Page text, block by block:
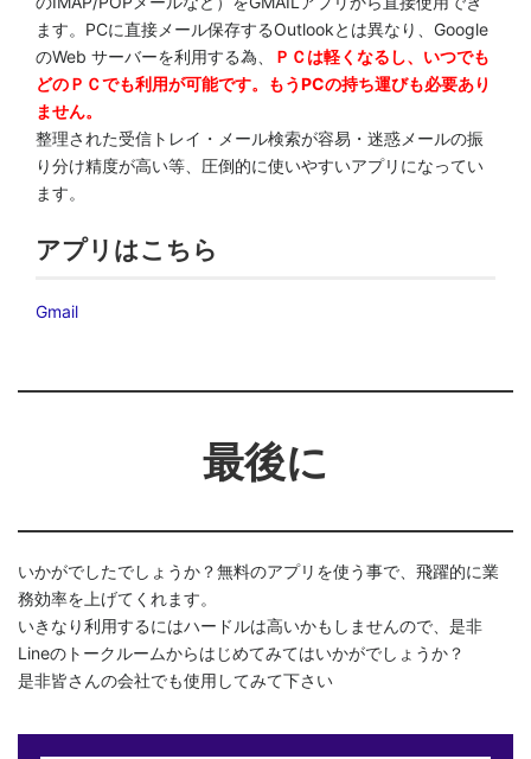
ます。PCに直接メール保存するOutlookとは異なり、Google
のWeb サーバーを利用する為、
ＰＣは軽くなるし、いつでも
どのＰＣでも利用が可能です。もうPCの持ち運びも必要あり
ません。
整理された受信トレイ・メール検索が容易・迷惑メールの振
り分け精度が高い等、圧倒的に使いやすいアプリになってい
ます。
アプリはこちら
Gmail
最後に
いかがでしたでしょうか？無料のアプリを使う事で、飛躍的に業
務効率を上げてくれます。
いきなり利用するにはハードルは高いかもしませんので、是非
Lineのトークルームからはじめてみてはいかがでしょうか？
是非皆さんの会社でも使用してみて下さい